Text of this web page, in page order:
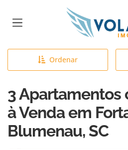
Página inicial
Ordenar
3 Apartamentos
à Venda em
Blumenau, SC